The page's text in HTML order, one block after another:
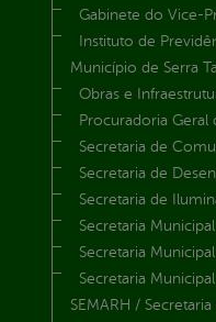
Gabinete do Vice-
Instituto de
Município de Serra
Obras e
Procuradoria Geral
Secretaria de
Secretaria de
Secretaria de
Secretaria
Secretaria
Secretaria
SEMARH /